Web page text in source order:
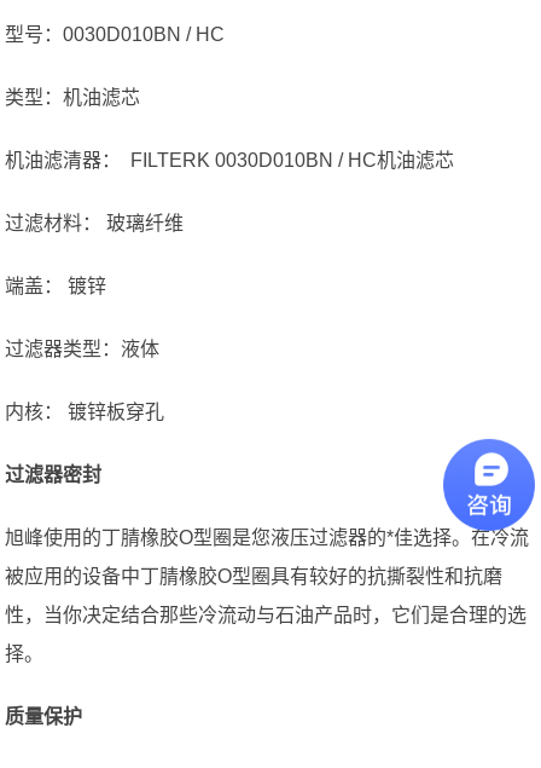
型号：0030D010BN / HC
类型：机油滤芯
机油滤清器： FILTERK 0030D010BN / HC机油滤芯
过滤材料： 玻璃纤维
端盖： 镀锌
过滤器类型：液体
内核： 镀锌板穿孔
过滤器密封
旭峰使用的丁腈橡胶O型圈是您液压过滤器的*佳选择。在冷流
被应用的设备中丁腈橡胶O型圈具有较好的抗撕裂性和抗磨
性，当你决定结合那些冷流动与石油产品时，它们是合理的选
择。
质量保护